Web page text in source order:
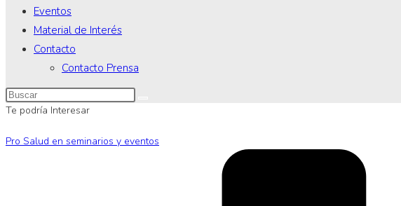
Eventos
Material de Interés
Contacto
Contacto Prensa
Te podría Interesar
Pro Salud en seminarios y eventos